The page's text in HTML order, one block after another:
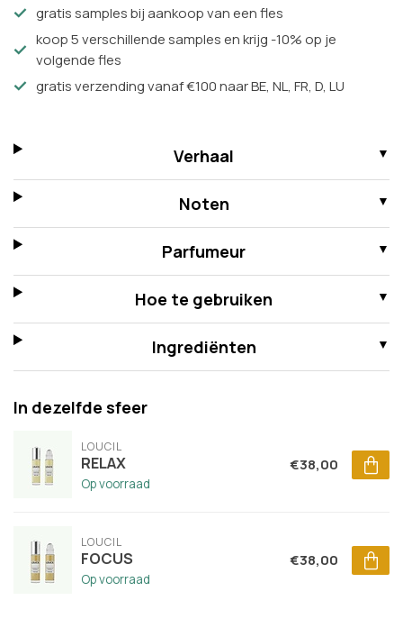
gratis samples bij aankoop van een fles
koop 5 verschillende samples en krijg -10% op je
volgende fles
gratis verzending vanaf €100 naar BE, NL, FR, D, LU
Verhaal
Noten
Parfumeur
Hoe te gebruiken
Ingrediënten
In dezelfde sfeer
LOUCIL
RELAX
Op voorraad
€38,00
LOUCIL
FOCUS
Op voorraad
€38,00